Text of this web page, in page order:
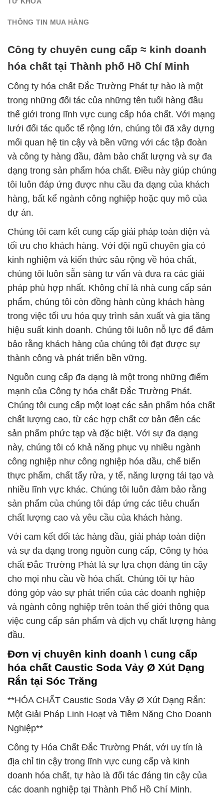
THÔNG TIN MUA HÀNG
Công ty chuyên cung cấp ≈ kinh doanh
hóa chất tại Thành phố Hồ Chí Minh
Công ty hóa chất Đắc Trường Phát tự hào là một
trong những đối tác của những tên tuổi hàng đầu
thế giới trong lĩnh vực cung cấp hóa chất. Với mạng
lưới đối tác quốc tế rộng lớn, chúng tôi đã xây dựng
mối quan hệ tin cậy và bền vững với các tập đoàn
và công ty hàng đầu, đảm bảo chất lượng và sự đa
dạng trong sản phẩm hóa chất. Điều này giúp chúng
tôi luôn đáp ứng được nhu cầu đa dạng của khách
hàng, bất kể ngành công nghiệp hoặc quy mô của
dự án.
Chúng tôi cam kết cung cấp giải pháp toàn diện và
tối ưu cho khách hàng. Với đội ngũ chuyên gia có
kinh nghiệm và kiến thức sâu rộng về hóa chất,
chúng tôi luôn sẵn sàng tư vấn và đưa ra các giải
pháp phù hợp nhất. Không chỉ là nhà cung cấp sản
phẩm, chúng tôi còn đồng hành cùng khách hàng
trong việc tối ưu hóa quy trình sản xuất và gia tăng
hiệu suất kinh doanh. Chúng tôi luôn nỗ lực để đảm
bảo rằng khách hàng của chúng tôi đạt được sự
thành công và phát triển bền vững.
Nguồn cung cấp đa dạng là một trong những điểm
mạnh của Công ty hóa chất Đắc Trường Phát.
Chúng tôi cung cấp một loạt các sản phẩm hóa chất
chất lượng cao, từ các hợp chất cơ bản đến các
sản phẩm phức tạp và đặc biệt. Với sự đa dạng
này, chúng tôi có khả năng phục vụ nhiều ngành
công nghiệp như công nghiệp hóa dầu, chế biến
thực phẩm, chất tẩy rửa, y tế, năng lượng tái tạo và
nhiều lĩnh vực khác. Chúng tôi luôn đảm bảo rằng
sản phẩm của chúng tôi đáp ứng các tiêu chuẩn
chất lượng cao và yêu cầu của khách hàng.
Với cam kết đối tác hàng đầu, giải pháp toàn diện
và sự đa dạng trong nguồn cung cấp, Công ty hóa
chất Đắc Trường Phát là sự lựa chọn đáng tin cậy
cho mọi nhu cầu về hóa chất. Chúng tôi tự hào
đóng góp vào sự phát triển của các doanh nghiệp
và ngành công nghiệp trên toàn thế giới thông qua
việc cung cấp sản phẩm và dịch vụ chất lượng hàng
đầu.
Đơn vị chuyên kinh doanh \ cung cấp
hóa chất Caustic Soda Vảy Ø Xút Dạng
Rắn tại Sóc Trăng
**HÓA CHẤT Caustic Soda Vảy Ø Xút Dạng Rắn:
Một Giải Pháp Linh Hoạt và Tiềm Năng Cho Doanh
Nghiệp**
Công ty Hóa Chất Đắc Trường Phát, với uy tín là
địa chỉ tin cậy trong lĩnh vực cung cấp và kinh
doanh hóa chất, tự hào là đối tác đáng tin cậy của
các doanh nghiệp tại Thành Phố Hồ Chí Minh.